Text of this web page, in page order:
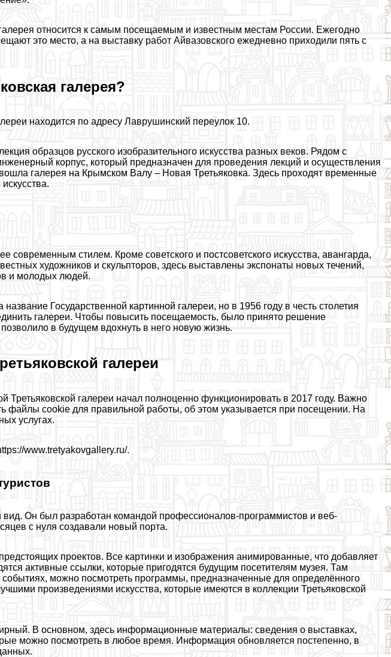
относится к самым посещаемым и известным местам России. Ежегодно
это место, а на выставку работ Айвазовского ежедневно приходили пять с
галерея?
находится по адресу Лаврушинский переулок 10.
образцов русского изобразительного искусства разных веков. Рядом с
корпус, который предназначен для проведения лекций и осуществления
галерея на Крымском Валу – Новая Третьяковка. Здесь проходят временные
современным стилем. Кроме советского и постсоветского искусства, авангарда,
художников и скульпторов, здесь выставлены экспонаты новых течений,
и молодых людей.
Государственной картинной галереи, но в 1956 году в честь столетия
галереи. Чтобы повысить посещаемость, было принято решение
в будущем вдохнуть в него новую жизнь.
галереи
Третьяковской галереи начал полноценно функционировать в 2017 году. Важно
файлы cookie для правильной работы, об этом указывается при посещении. На
услугах.
www.tretyakovgallery.ru/.
Он был разработан комaндой профессионалов-программистов и веб-
с нуля создавали новый порта.
проектов. Все картинки и изображения анимированные, что добавляет
активные ссылки, которые пригодятся будущим посетителям музея. Там
можно посмотреть программы, предназначенные для определённого
произведениями искусства, которые имеются в коллекции Третьяковской
В основном, здесь информационные материалы: сведения о выставках,
можно посмотреть в любое время. Информация обновляется постепенно, в